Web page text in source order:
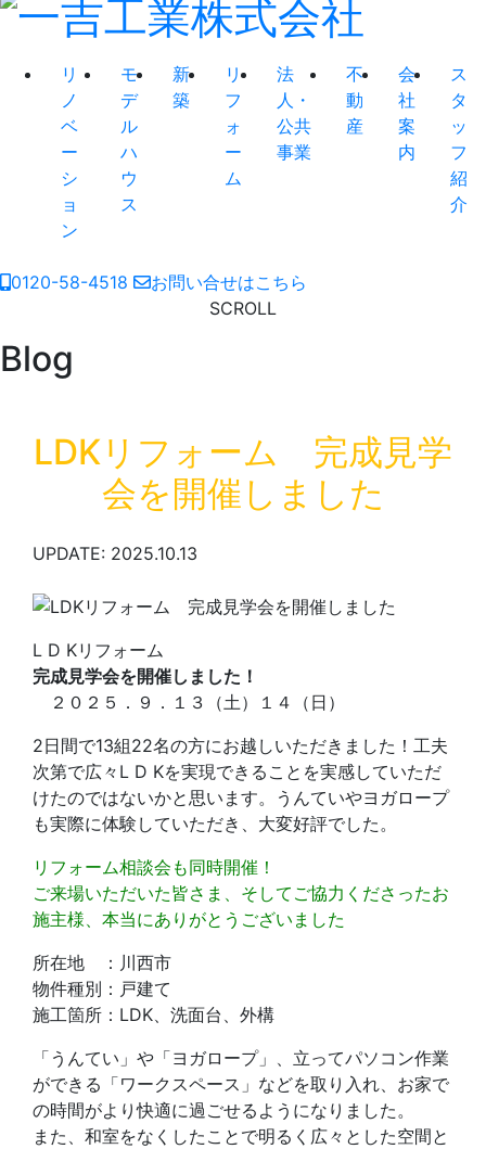
リ
ノ
ベ
ー
シ
ョ
ン
モ
デ
ル
ハ
ウ
ス
新
築
リ
フ
ォ
ー
ム
法
人・
公共
事業
不
動
産
会
社
案
内
ス
タ
ッ
フ
紹
介
0120-58-4518
お問い合せはこちら
SCROLL
Blog
LDKリフォーム 完成見学
会を開催しました
UPDATE: 2025.10.13
L D Kリフォーム
完成見学会を開催しました！
２０２５．９．１３（土）１４（日）
2日間で13組22名の方にお越しいただきました！工夫
次第で広々L D Kを実現できることを実感していただ
けたのではないかと思います。うんていやヨガロープ
も実際に体験していただき、大変好評でした。
リフォーム相談会も同時開催！
ご来場いただいた皆さま、そしてご協力くださったお
施主様、本当にありがとうございました
所在地 ：川西市
物件種別：戸建て
施工箇所：LDK、洗面台、外構
「うんてい」や「ヨガロープ」、立ってパソコン作業
ができる「ワークスペース」などを取り入れ、お家で
の時間がより快適に過ごせるようになりました。
また、和室をなくしたことで明るく広々とした空間と